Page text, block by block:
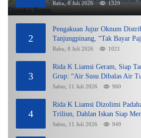
Rabu, 8 Juli 2026 1329
2
Pengakuan Jujur Oknum
Tanjungpinang, “Tak Bayar
Untung”
Rabu, 8 Juli 2026 1021
3
Rida K Liamsi Geram, Siap
Grup: “Air Susu Dibalas Air
Sabtu, 11 Juli 2026 960
4
Rida K Liamsi Dizolimi
Triliun, Dahlan Iskan Siap
Sabtu, 11 Juli 2026 949